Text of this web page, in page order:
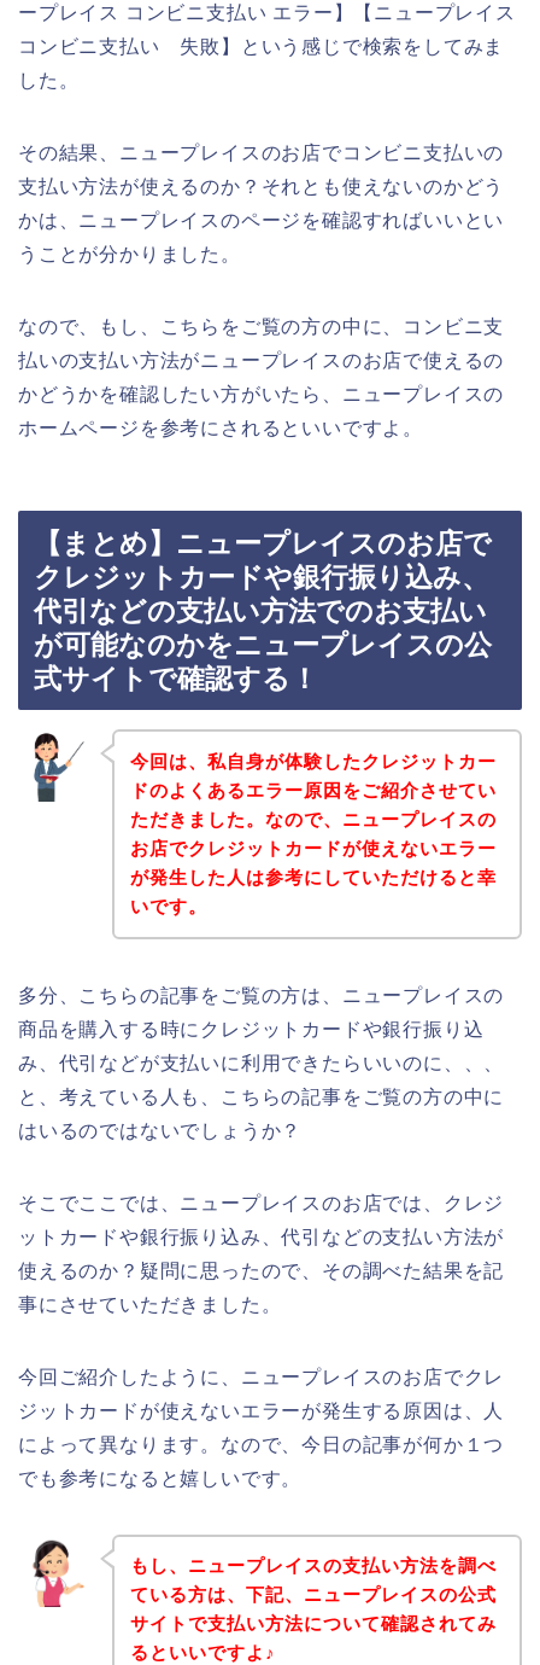
ープレイス コンビニ支払い エラー】【ニュープレイス
コンビニ支払い 失敗】という感じで検索をしてみま
した。
その結果、ニュープレイスのお店でコンビニ支払いの
支払い方法が使えるのか？それとも使えないのかどう
かは、ニュープレイスのページを確認すればいいとい
うことが分かりました。
なので、もし、こちらをご覧の方の中に、コンビニ支
払いの支払い方法がニュープレイスのお店で使えるの
かどうかを確認したい方がいたら、ニュープレイスの
ホームページを参考にされるといいですよ。
【まとめ】ニュープレイスのお店で
クレジットカードや銀行振り込み、
代引などの支払い方法でのお支払い
が可能なのかをニュープレイスの公
式サイトで確認する！
今回は、私自身が体験したクレジットカー
ドのよくあるエラー原因をご紹介させてい
ただきました。なので、ニュープレイスの
お店でクレジットカードが使えないエラー
が発生した人は参考にしていただけると幸
いです。
多分、こちらの記事をご覧の方は、ニュープレイスの
商品を購入する時にクレジットカードや銀行振り込
み、代引などが支払いに利用できたらいいのに、、、
と、考えている人も、こちらの記事をご覧の方の中に
はいるのではないでしょうか？
そこでここでは、ニュープレイスのお店では、クレジ
ットカードや銀行振り込み、代引などの支払い方法が
使えるのか？疑問に思ったので、その調べた結果を記
事にさせていただきました。
今回ご紹介したように、ニュープレイスのお店でクレ
ジットカードが使えないエラーが発生する原因は、人
によって異なります。なので、今日の記事が何か１つ
でも参考になると嬉しいです。
もし、ニュープレイスの支払い方法を調べ
ている方は、下記、ニュープレイスの公式
サイトで支払い方法について確認されてみ
るといいですよ♪